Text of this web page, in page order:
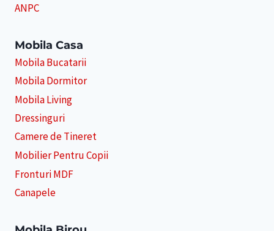
ANPC
Mobila Casa
Mobila Bucatarii
Mobila Dormitor
Mobila Living
Dressinguri
Camere de Tineret
Mobilier Pentru Copii
Fronturi MDF
Canapele